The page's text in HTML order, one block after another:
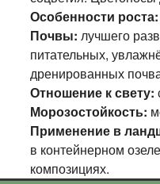
Особенности роста:
Почвы: лучшего
питательных,
дренированных
Отношение к свету:
Морозостойкость:
Применение в
в контейнерном
композициях.